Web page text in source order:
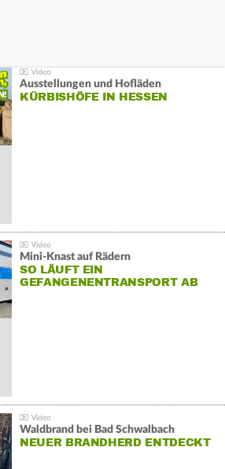
Ausstellungen und Hofläden
KÜRBISHÖFE IN HESSEN
Mini-Knast auf Rädern
SO LÄUFT EIN
GEFANGENENTRANSPORT AB
Waldbrand bei Bad Schwalbach
NEUER BRANDHERD ENTDECKT